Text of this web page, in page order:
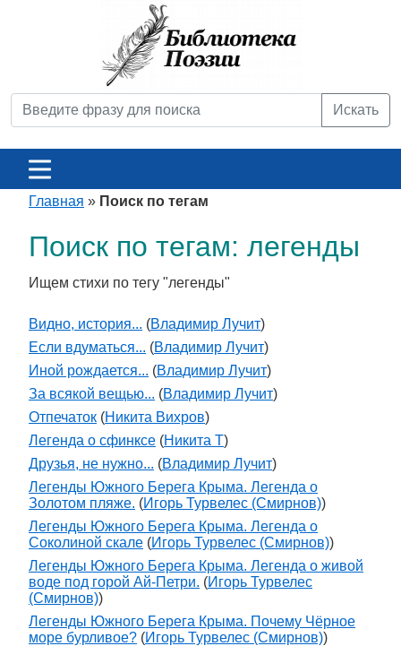
Искать
Главная » Поиск по тегам
Поиск по тегам: легенды
Ищем стихи по тегу "легенды"
Видно, история... (Владимир Лучит)
Если вдуматься... (Владимир Лучит)
Иной рождается... (Владимир Лучит)
За всякой вещью... (Владимир Лучит)
Отпечаток (Никита Вихров)
Легенда о сфинксе (Никита Т)
Друзья, не нужно... (Владимир Лучит)
Легенды Южного Берега Крыма. Легенда о
Золотом пляже. (Игорь Турвелес (Смирнов))
Легенды Южного Берега Крыма. Легенда о
Соколиной скале (Игорь Турвелес (Смирнов))
Легенды Южного Берега Крыма. Легенда о живой
воде под горой Ай-Петри. (Игорь Турвелес
(Смирнов))
Легенды Южного Берега Крыма. Почему Чёрное
море бурливое? (Игорь Турвелес (Смирнов))